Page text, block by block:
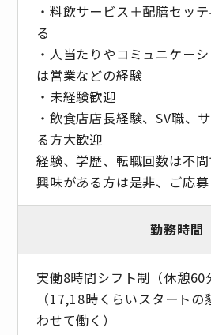
・料飲サービス＋配膳セッ
る
・人当たりやコミュニケー
は営業などの経験
・未経験歓迎
・飲食店店長経験、SV職、
る方大歓迎
経験、学歴、転職回数は不問
興味がある方は是非、ご応募
勤務時間
実働8時間シフト制（休憩60
（17,18時くらいスタート
わせて働く）